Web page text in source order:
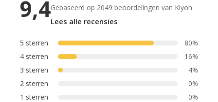
9,4Gebaseerd op 2049 beoordelingen van Kiyoh
Lees alle recensies
5 sterren
80%
4 sterren
16%
3 sterren
4%
2 sterren
0%
1 sterren
0%